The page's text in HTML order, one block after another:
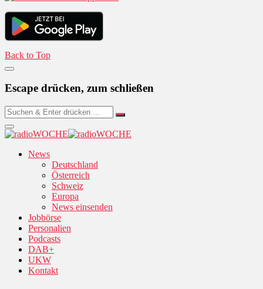
Back to Top
Escape drücken, zum schließen
News
Deutschland
Österreich
Schweiz
Europa
News einsenden
Jobbörse
Personalien
Podcasts
DAB+
UKW
Kontakt